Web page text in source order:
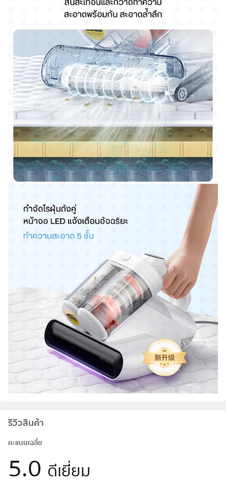
รีวิวสินค้า
คะแนนเฉลี่ย
5.0 ดีเยี่ยม